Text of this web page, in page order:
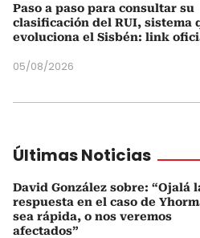
Paso a paso para consultar su
clasificación del RUI, sistema
evoluciona el Sisbén: link
05/08/2026
Últimas Noticias
David González sobre: “Ojalá
respuesta en el caso de
sea rápida, o nos veremos
afectados”